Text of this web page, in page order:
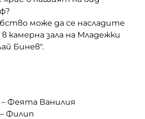
може да се насладите
камерна зала на Младежки
Бинев".
Феята Ванилия
Филип